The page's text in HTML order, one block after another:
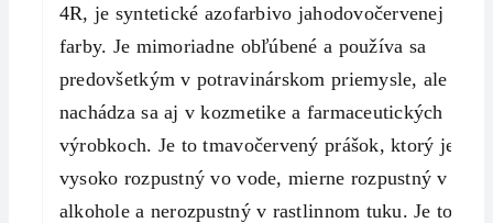
4R, je syntetické azofarbivo jahodovočervenej
farby. Je mimoriadne obľúbené a používa sa
predovšetkým v potravinárskom priemysle, ale
nachádza sa aj v kozmetike a farmaceutických
výrobkoch. Je to tmavočervený prášok, ktorý je
vysoko rozpustný vo vode, mierne rozpustný v
alkohole a nerozpustný v rastlinnom tuku. Je to